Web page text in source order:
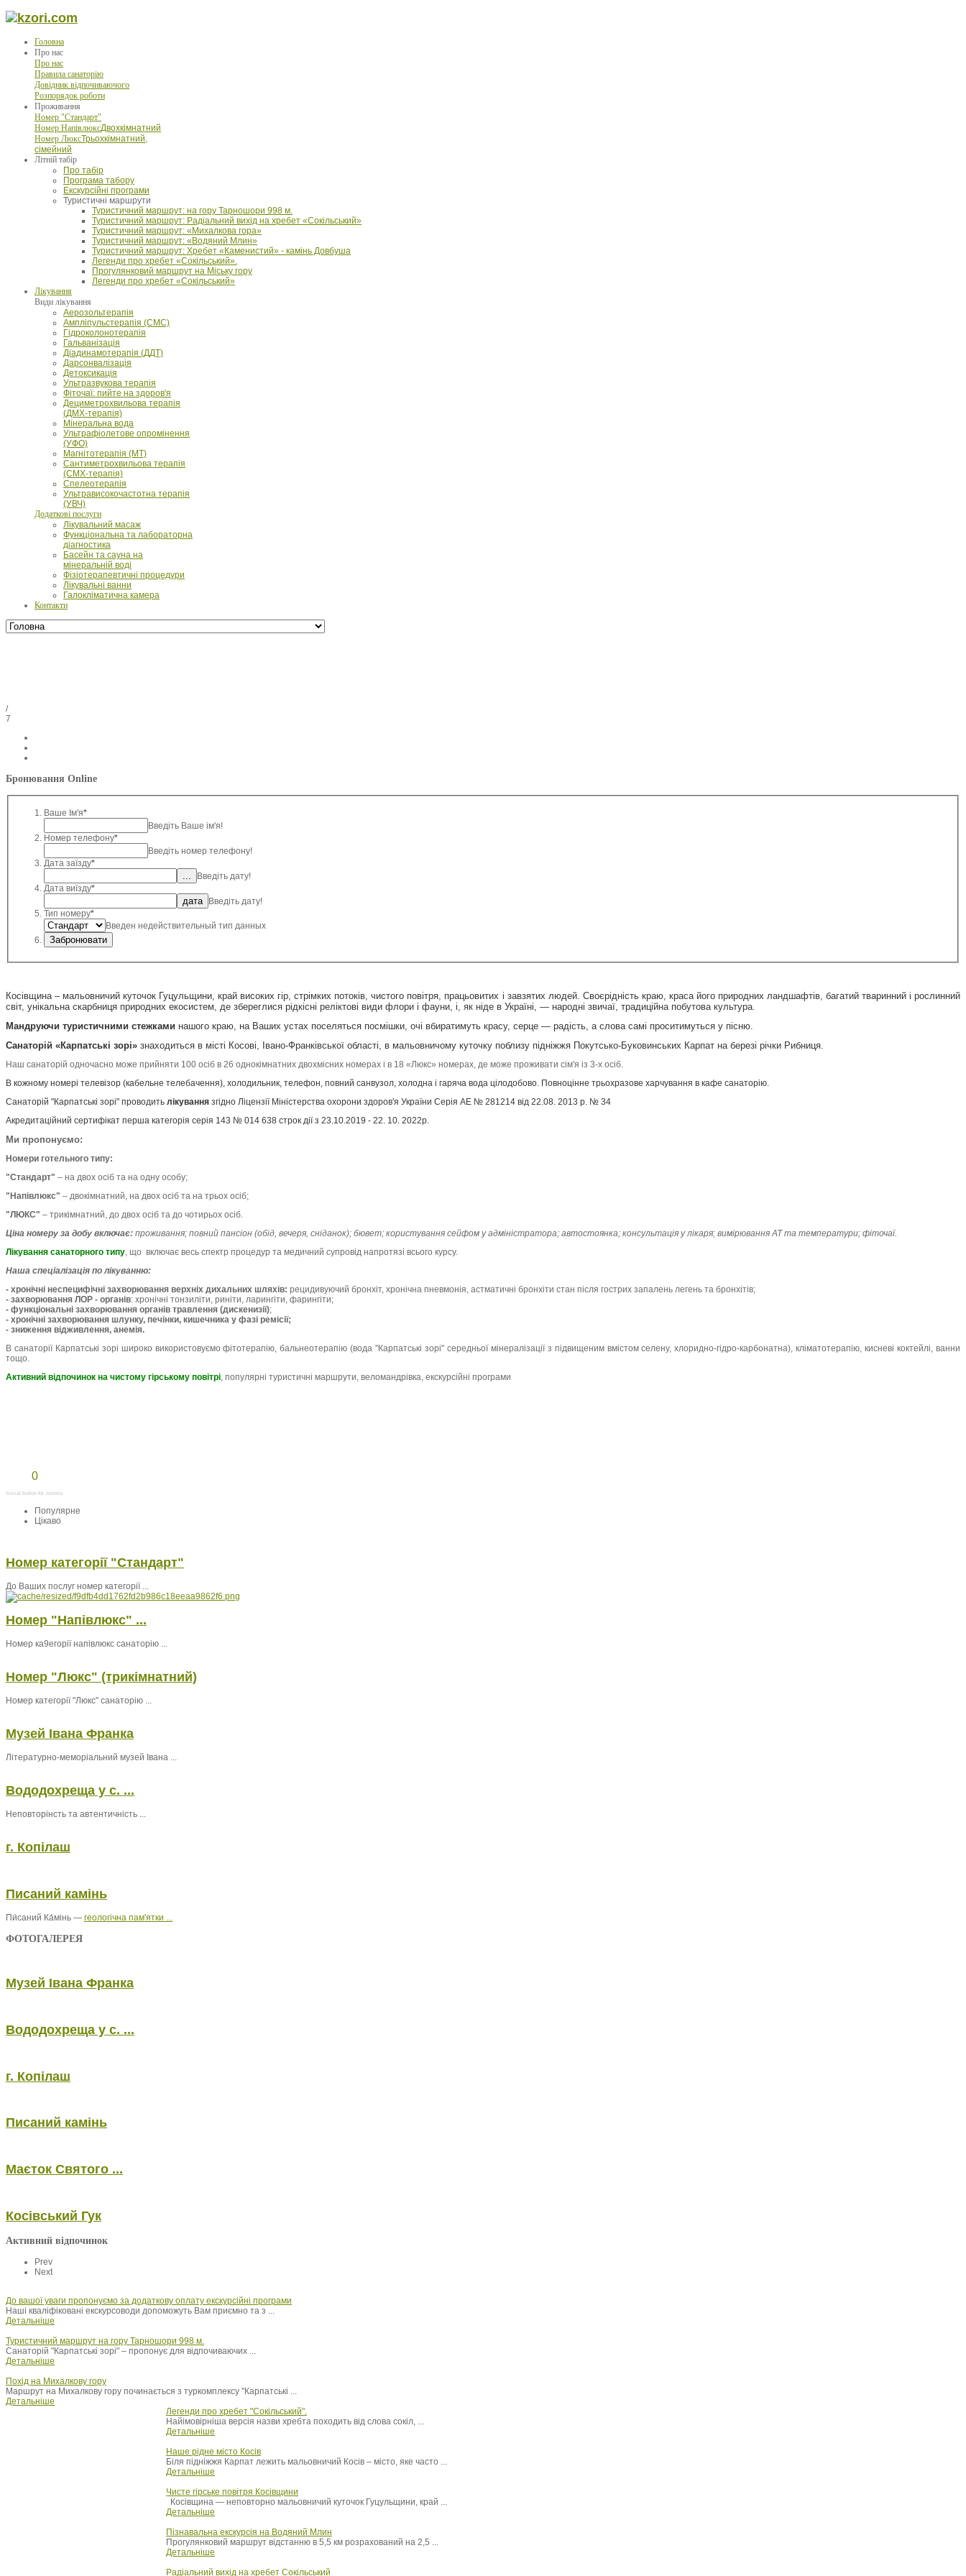
Головна
Про нас
Про нас
Правила санаторію
Довідник відпочиваючого
Розпорядок роботи
Проживання
Номер "Стандарт"
Номер НапівлюксДвохкімнатний
Номер ЛюксТрьохкімнатний,
сімейний
Літній табір
Про табір
Програма табору
Екскурсійні програми
Туристичні маршрути
Туристичний маршрут: на гору Тарношори 998 м.
Туристичний маршрут: Радіальний вихід на хребет «Сокільський»
Туристичний маршрут: «Михалкова гора»
Туристичний маршрут: «Водяний Млин»
Туристичний маршрут: Хребет «Каменистий» - камінь Довбуша
Легенди про хребет «Сокільський».
Прогулянковий маршрут на Міську гору
Легенди про хребет «Сокільський»
Лікування
Види лікування
Аерозольтерапія
Ампліпульстерапія (СМС)
Гідроколонотерапія
Гальванізація
Діадинамотерапія (ДДТ)
Дарсонвалізація
Детоксикація
Ультразвукова терапія
Фіточаї: пийте на здоров'я
Дециметрохвильова терапія
(ДМХ-терапія)
Мінеральна вода
Ультрафіолетове опромінення
(УФО)
Магнітотерапія (МТ)
Сантиметрохвильова терапія
(СМХ-терапія)
Спелеотерапія
Ультрависокочастотна терапія
(УВЧ)
Додаткові послуги
Лікувальний масаж
Функціональна та лабораторна
діагностика
Басейн та сауна на
мінеральній воді
Фізіотерапевтичні процедури
Лікувальні ванни
Галокліматична камера
Контакти
/
7
Бронювання Online
Ваше Ім'я*
Введіть Ваше ім'я!
Номер телефону*
Введіть номер телефону!
Дата заїзду*
Введіть дату!
Дата виїзду*
Введіть дату!
Тип номеру*
Введен недействительный тип данных
Косівщина – мальовничий куточок Гуцульщини, край високих гір, стрімких потоків, чистого повітря, працьовитих і завзятих людей. Своєрідність краю, краса його природних ландшафтів, багатий тваринний і рослинний
світ, унікальна скарбниця природних екосистем, де збереглися рідкісні реліктові види флори і фауни, і, як ніде в Україні, — народні звичаї, традиційна побутова культура.
Мандруючи туристичними стежками нашого краю, на Ваших устах поселяться посмішки, очі вбиратимуть красу, серце — радість, а слова самі проситимуться у пісню.
Санаторій «Карпатські зорі» знаходиться в місті Косові, Івано-Франківської області, в мальовничому куточку поблизу підніжжя Покутсько-Буковинських Карпат на березі річки Рибниця.
Наш санаторій одночасно може прийняти 100 осіб в 26 однокімнатних двохмісних номерах і в 18 «Люкс» номерах, де може проживати сім'я із 3-х осіб.
В кожному номері телевізор (кабельне телебачення), холодильник, телефон, повний санвузол, холодна і гаряча вода цілодобово. Повноцінне трьохразове харчування в кафе санаторію.
Санаторій "Карпатські зорі" проводить лікування згідно Ліцензії Міністерства охорони здоров'я України Серія АЕ № 281214 від 22.08. 2013 р. № 34
Акредитаційний сертифікат перша категорія серія 143 № 014 638 строк дії з 23.10.2019 - 22. 10. 2022р.
Ми пропонуємо:
Номери готельного типу:
"Стандарт" – на двох осіб та на одну особу;
"Напівлюкс" – двокімнатний, на двох осіб та на трьох осіб;
"ЛЮКС" – трикімнатний, до двох осіб та до чотирьох осіб.
Ціна номеру за добу включає: проживання; повний пансіон (обід, вечеря, сніданок); бювет; користування сейфом у адміністратора; автостоянка; консультація у лікаря; вимірювання АТ та температури; фіточаї.
Лікування санаторного типу , що включає весь спектр процедур та медичний супровід напротязі всього курсу.
Наша спеціалізація по лікуванню:
- хронічні неспецифічні захворювання верхніх дихальних шляхів: рецидивуючий бронхіт, хронічна пневмонія, астматичні бронхіти стан після гострих запалень легень та бронхітів;
- захворювання ЛОР - органів: хронічні тонзиліти, риніти, ларингіти, фарингіти;
- функціональні захворювання органів травлення (дискенизії);
- хронічні захворювання шлунку, печінки, кишечника у фазі ремісії;
- зниження відживлення, анемія.
В санаторії Карпатські зорі широко використовуємо фітотерапію, бальнеотерапію (вода "Карпатські зорі" середньої мінералізації з підвищеним вмістом селену, хлоридно-гідро-карбонатна), кліматотерапію, кисневі коктейлі, ванни
тощо.
Активний відпочинок на чистому гірському повітрі , популярні туристичні маршрути, веломандрівка, екскурсійні програми
0
Social button for Joomla
Популярне
Цікаво
Номер категорії "Стандарт"
До Ваших послуг номер категорії ...
Номер "Напівлюкс" ...
Номер ка9егорії напівлюкс санаторію ...
Номер "Люкс" (трикімнатний)
Номер категорії "Люкс" санаторію ...
Музей Івана Франка
Літературно-меморіальний музей Івана ...
Вододохреща у с. ...
Неповторінсть та автентичність ...
г. Копілаш
Писаний камінь
Пи́саний Ка́мінь — геологічна пам'ятки ...
ФОТОГАЛЕРЕЯ
Музей Івана Франка
Вододохреща у с. ...
г. Копілаш
Писаний камінь
Маєток Святого ...
Косівський Гук
Активний відпочинок
Prev
Next
До вашої уваги пропонуємо за додаткову оплату екскурсійні програми
Наші кваліфіковані екскурсоводи допоможуть Вам приємно та з ...
Детальніше
Туристичний маршрут на гору Тарношори 998 м.
Санаторій "Карпатські зорі" – пропонує для відпочиваючих ...
Детальніше
Похід на Михалкову гору
Маршрут на Михалкову гору починається з туркомплексу "Карпатські ...
Детальніше
Легенди про хребет "Сокільський".
Найімовірніша версія назви хребта походить від слова сокіл, ...
Детальніше
Наше рідне місто Косів
Біля підніжжя Карпат лежить мальовничий Косів – місто, яке часто ...
Детальніше
Чисте гірське повітря Косівщини
Косівщина — неповторно мальовничий куточок Гуцульщини, край ...
Детальніше
Пізнавальна екскурсія на Водяний Млин
Прогулянковий маршрут відстанню в 5,5 км розрахований на 2,5 ...
Детальніше
Радіальний вихід на хребет Сокільський